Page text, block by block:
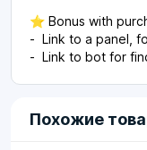
⭐️ Bonus with
- Link to a panel,
- Link to bot for
Похожие